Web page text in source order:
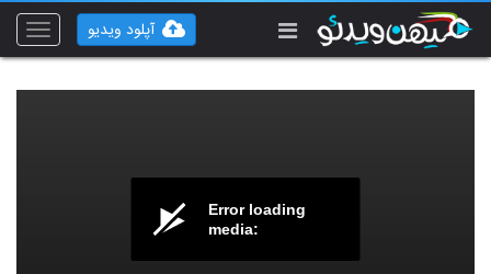
Toggle
آپلود ویدیو
Error loading
media: